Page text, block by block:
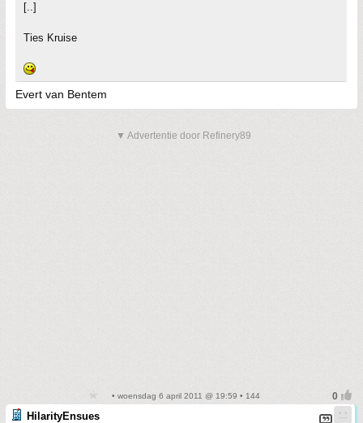
[..]
Ties Kruise
Evert van Bentem
▼ Advertentie door Refinery89
• woensdag 6 april 2011 @ 19:59 • 144
HilarityEnsues